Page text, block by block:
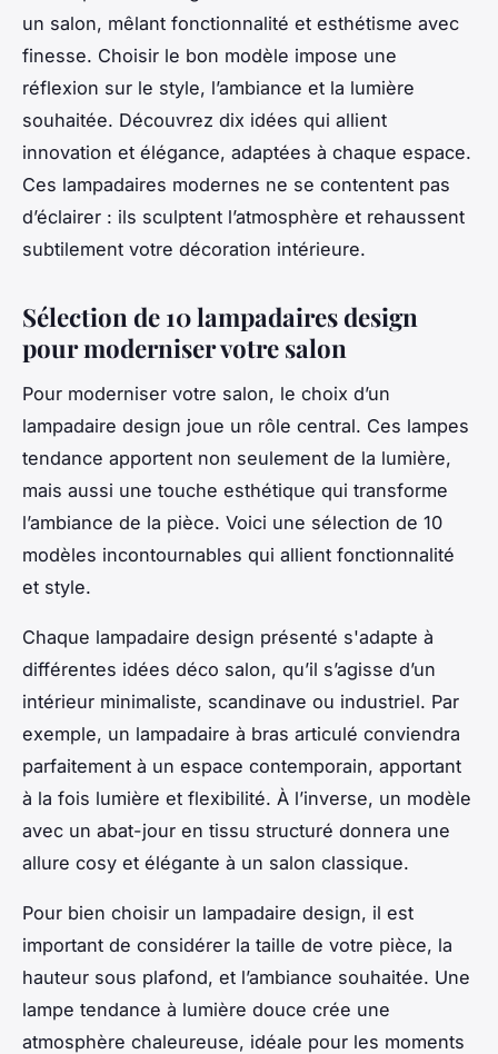
un salon, mêlant fonctionnalité et esthétisme avec
finesse. Choisir le bon modèle impose une
réflexion sur le style, l’ambiance et la lumière
souhaitée. Découvrez dix idées qui allient
innovation et élégance, adaptées à chaque espace.
Ces lampadaires modernes ne se contentent pas
d’éclairer : ils sculptent l’atmosphère et rehaussent
subtilement votre décoration intérieure.
Sélection de 10 lampadaires design
pour moderniser votre salon
Pour moderniser votre salon, le choix d’un
lampadaire design joue un rôle central. Ces lampes
tendance apportent non seulement de la lumière,
mais aussi une touche esthétique qui transforme
l’ambiance de la pièce. Voici une sélection de 10
modèles incontournables qui allient fonctionnalité
et style.
Chaque lampadaire design présenté s'adapte à
différentes idées déco salon, qu’il s’agisse d’un
intérieur minimaliste, scandinave ou industriel. Par
exemple, un lampadaire à bras articulé conviendra
parfaitement à un espace contemporain, apportant
à la fois lumière et flexibilité. À l’inverse, un modèle
avec un abat-jour en tissu structuré donnera une
allure cosy et élégante à un salon classique.
Pour bien choisir un lampadaire design, il est
important de considérer la taille de votre pièce, la
hauteur sous plafond, et l’ambiance souhaitée. Une
lampe tendance à lumière douce crée une
atmosphère chaleureuse, idéale pour les moments